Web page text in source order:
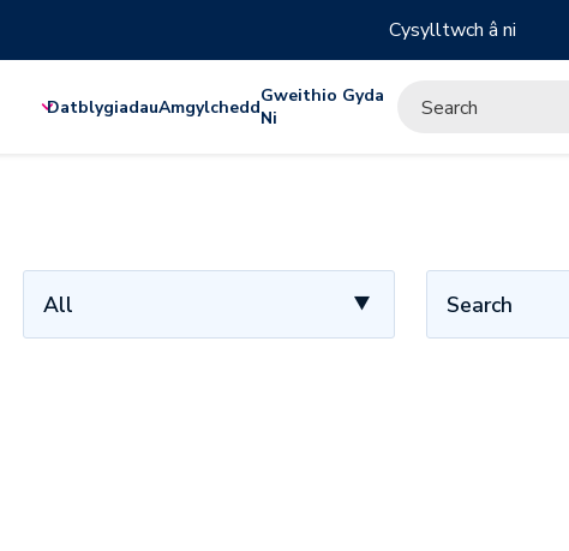
Cysylltwch â ni
DatblygiadauAmgylcheddGweithio Gyda
Ni
All